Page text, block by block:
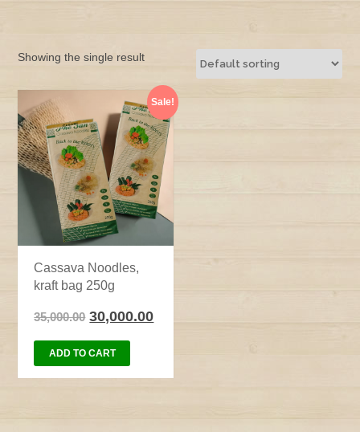
Showing the single result
Sale!
Cassava Noodles,
kraft bag 250g
35,000.00 30,000.00
ADD TO CART